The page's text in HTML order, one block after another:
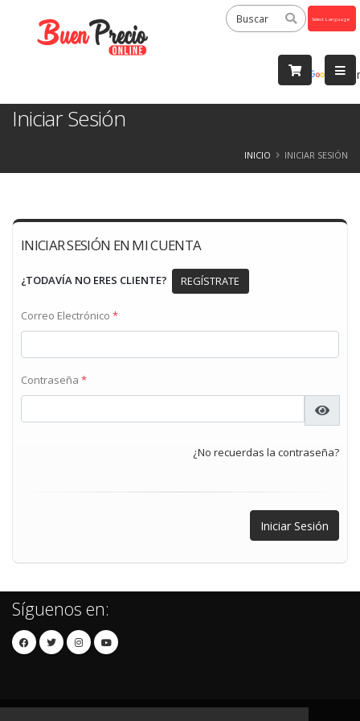
by
Iniciar Sesión
INICIO INICIAR SESIÓN
INICIAR SESIÓN EN MI CUENTA
¿TODAVÍA NO ERES CLIENTE? REGÍSTRATE
Correo Electrónico *
Contraseña *
¿No recuerdas la contraseña?
Síguenos en: